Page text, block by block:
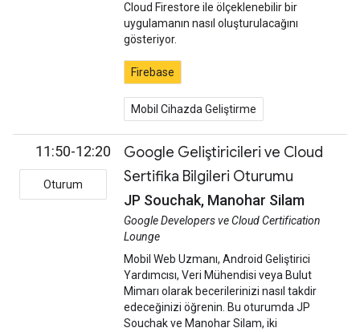
Cloud Firestore ile ölçeklenebilir bir
uygulamanın nasıl oluşturulacağını
gösteriyor.
Firebase
Mobil Cihazda Geliştirme
11:50-12:20
Oturum
Google Geliştiricileri ve Cloud
Sertifika Bilgileri Oturumu
JP Souchak, Manohar Silam
Google Developers ve Cloud Certification
Lounge
Mobil Web Uzmanı, Android Geliştirici
Yardımcısı, Veri Mühendisi veya Bulut
Mimarı olarak becerilerinizi nasıl takdir
edeceğinizi öğrenin. Bu oturumda JP
Souchak ve Manohar Silam, iki